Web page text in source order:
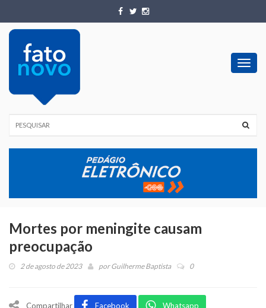
Mortes por meningite causam
preocupação
2 de agosto de 2023 porGuilherme Baptista 0
Compartilhar Facebook Whatsapp